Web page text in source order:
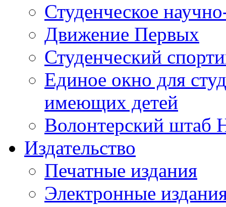
Студенческое
Движение Первых
Студенческий
Единое окно для
имеющих детей
Волонтерский штаб
Издательство
Печатные издания
Электронные